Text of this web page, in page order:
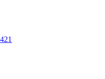
421